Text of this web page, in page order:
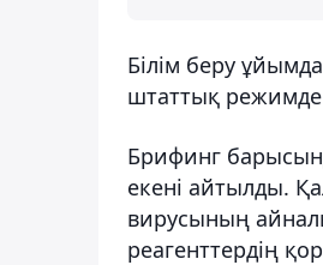
Білім беру
штаттық
Брифинг
екені айтылды.
вирусының
реагенттердің